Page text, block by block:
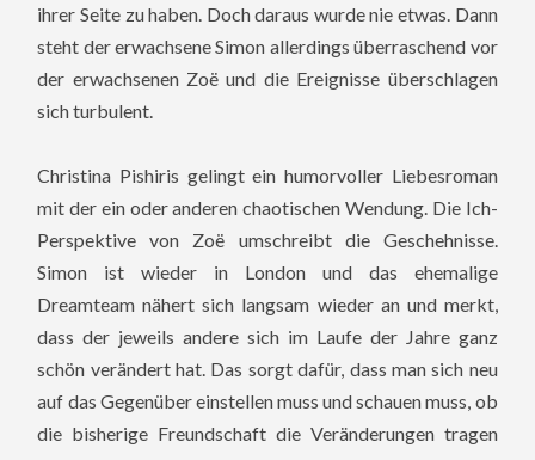
ihrer Seite zu haben. Doch daraus wurde nie etwas. Dann
steht der erwachsene Simon allerdings überraschend vor
der erwachsenen Zoë und die Ereignisse überschlagen
sich turbulent.
Christina Pishiris gelingt ein humorvoller Liebesroman
mit der ein oder anderen chaotischen Wendung. Die Ich-
Perspektive von Zoë umschreibt die Geschehnisse.
Simon ist wieder in London und das ehemalige
Dreamteam nähert sich langsam wieder an und merkt,
dass der jeweils andere sich im Laufe der Jahre ganz
schön verändert hat. Das sorgt dafür, dass man sich neu
auf das Gegenüber einstellen muss und schauen muss, ob
die bisherige Freundschaft die Veränderungen tragen